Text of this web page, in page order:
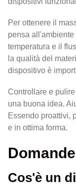
Per ottenere il
pensa
temperatura e il
la qualità del
dispositivo è
Controllare e
una buona idea.
Essendo proattivi,
e in ottima forma.
Cos'è un